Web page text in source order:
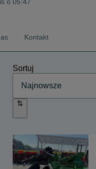
Kontakt
Sortuj